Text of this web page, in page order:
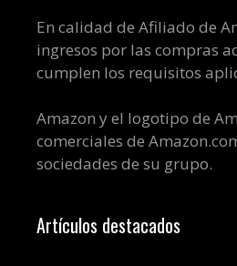
En calidad de Afiliado de
ingresos por las compras
cumplen los requisitos
Amazon y el logotipo de
comerciales de
sociedades de su grupo.
Artículos destacados